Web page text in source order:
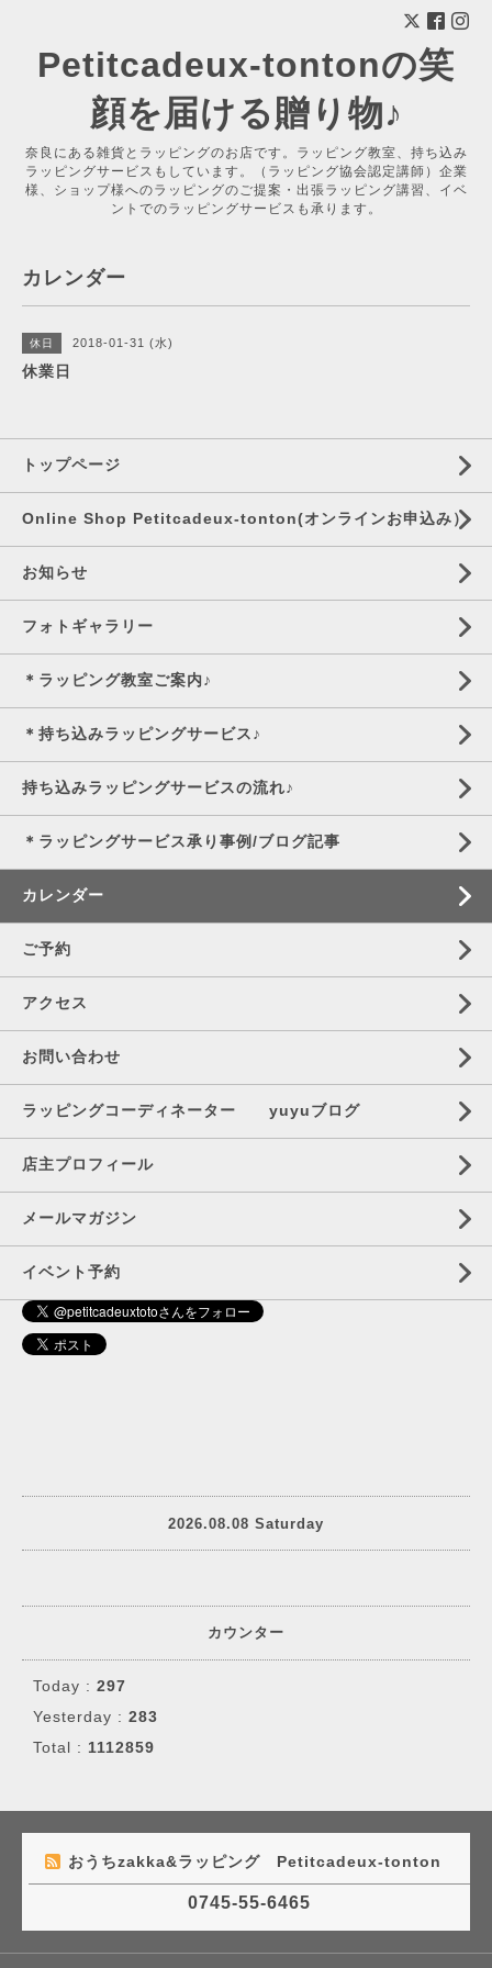
Petitcadeux-tontonの笑
顔を届ける贈り物♪
奈良にある雑貨とラッピングのお店です。ラッピング教室、持ち込み
ラッピングサービスもしています。（ラッピング協会認定講師）企業
様、ショップ様へのラッピングのご提案・出張ラッピング講習、イベ
ントでのラッピングサービスも承ります。
カレンダー
休日 2018-01-31 (水)
休業日
トップページ
Online Shop Petitcadeux-tonton(オンラインお申込み）
お知らせ
フォトギャラリー
＊ラッピング教室ご案内♪
＊持ち込みラッピングサービス♪
持ち込みラッピングサービスの流れ♪
＊ラッピングサービス承り事例/ブログ記事
カレンダー
ご予約
アクセス
お問い合わせ
ラッピングコーディネーター yuyuブログ
店主プロフィール
メールマガジン
イベント予約
2026.08.08 Saturday
カウンター
Today : 297
Yesterday : 283
Total : 1112859
おうちzakka&ラッピング Petitcadeux-tonton
0745-55-6465